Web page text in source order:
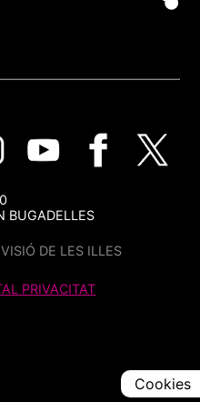
BUGADELLES
DE LES ILLES
PRIVACITAT
Cookies